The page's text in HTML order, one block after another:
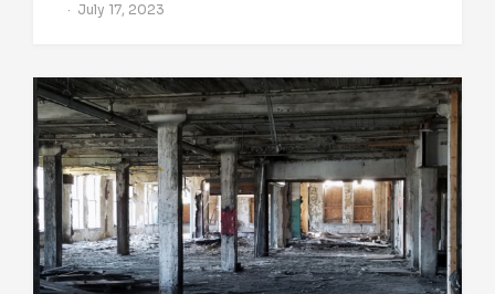
July 17, 2023